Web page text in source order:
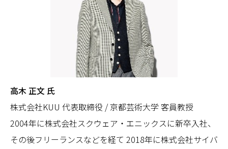
高木 正文 氏
株式会社KUU 代表取締役 / 京都芸術大学 客員教授
2004年に株式会社スクウェア・エニックスに新卒入社、
その後フリーランスなどを経て 2018年に株式会社サイバ